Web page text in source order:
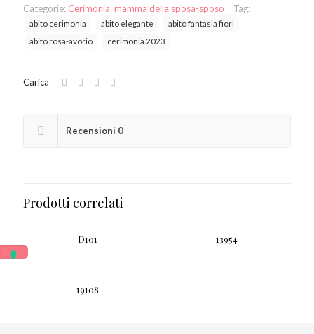
Categorie: Cerimonia, mamma della sposa-sposo Tag:
abito cerimonia abito elegante
abito fantasia fiori
abito rosa-avorio
cerimonia 2023
Carica
Recensioni 0
Prodotti correlati
D101 13954
19108